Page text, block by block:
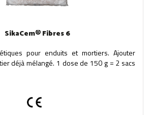
SikaCem® Fibres 6
pour enduits et mortiers. Ajouter
déjà mélangé. 1 dose de 150 g = 2 sacs